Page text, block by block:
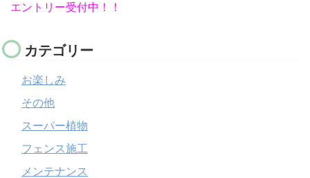
エントリー受付中！！
カテゴリー
お楽しみ
その他
スーパー植物
フェンス施工
メンテナンス